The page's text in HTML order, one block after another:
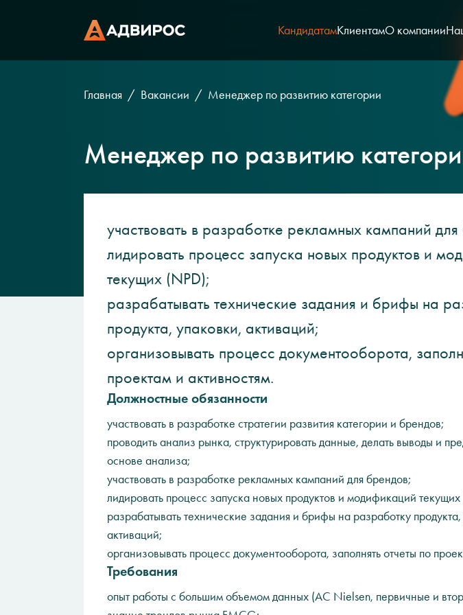
КандидатамКлиентамО компании
Главная Вакансии Менеджер по развитию категории
Менеджер по развитию
участвовать в разработке рекламных кампаний
лидировать процесс запуска новых продуктов и
текущих (NPD);
разрабатывать технические задания и брифы на
продукта, упаковки, активаций;
организовывать процесс документооборота,
проектам и активностям.
Должностные обязанности
участвовать в разработке стратегии развития категории и брендов;
проводить анализ рынка, структурировать данные, делать выводы и
основе анализа;
участвовать в разработке рекламных кампаний для брендов;
лидировать процесс запуска новых продуктов и модификаций текущих
разрабатывать технические задания и брифы на разработку
активаций;
организовывать процесс документооборота, заполнять отчеты по
Требования
опыт работы с большим объемом данных (AC Nielsen, первичные и